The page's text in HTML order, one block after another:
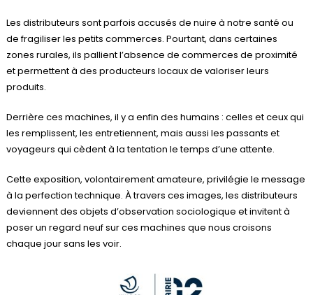
Les distributeurs sont parfois accusés de nuire à notre santé ou
de fragiliser les petits commerces. Pourtant, dans certaines
zones rurales, ils pallient l’absence de commerces de proximité
et permettent à des producteurs locaux de valoriser leurs
produits.
Derrière ces machines, il y a enfin des humains : celles et ceux qui
les remplissent, les entretiennent, mais aussi les passants et
voyageurs qui cèdent à la tentation le temps d’une attente.
Cette exposition, volontairement amateure, privilégie le message
à la perfection technique. À travers ces images, les distributeurs
deviennent des objets d’observation sociologique et invitent à
poser un regard neuf sur ces machines que nous croisons
chaque jour sans les voir.